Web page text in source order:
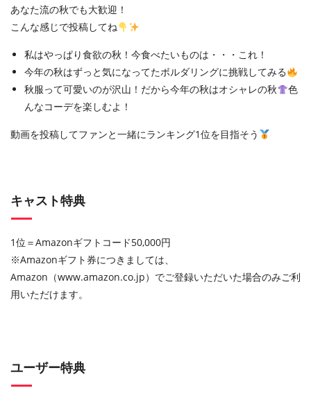
あなた流の秋でも大歓迎！
こんな感じで投稿してね
私はやっぱり食欲の秋！今食べたいものは・・・これ！
今年の秋はずっと気になってたボルダリングに挑戦してみる
秋服って可愛いのが沢山！だから今年の秋はオシャレの秋
色
んなコーデを楽しむよ！
動画を投稿してファンと一緒にランキング1位を目指そう
キャスト特典
1位＝Amazonギフトコード50,000円
※Amazonギフト券につきましては、
Amazon （www.amazon.co.jp）でご登録いただいた場合のみご利
用いただけます。
ユーザー特典